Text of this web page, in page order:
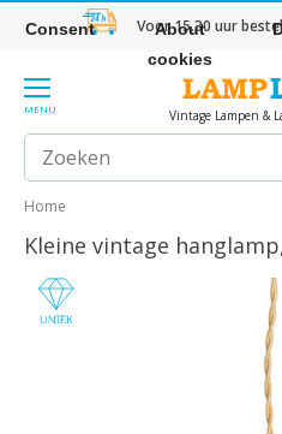
Voor 15.30 uur
MENU Vintage Lampen &
Home
Kleine vintage
Consent
About
cookies